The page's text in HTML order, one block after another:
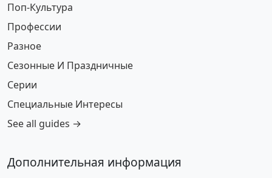
Поп-Культура
Профессии
Разное
Сезонные И Праздничные
Серии
Специальные Интересы
See all guides →
Дополнительная информация